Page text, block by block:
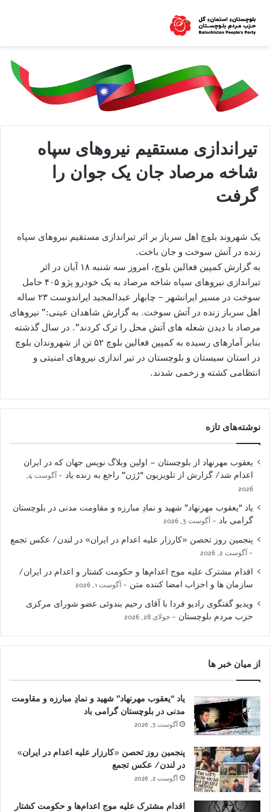
تیراندازی مستقیم نیروهای سپاه
شاخه مرصاد جان یک جوان را
گرفت
یک شهروند بلوچ اهل سرباز بر اثر تیراندازی مستقیم نیروهای سپاه
زنده در آتش سوخت و جان باخت.
به گزارش کمپین فعالین بلوچ، امروز سه شنبه ۱۸ آبان در اثر
تیراندازی نیروهای سپاه شاخه مرصاد به یک خودرو پژو ۴۰۵ حامل
سوخت در مسیر ایرانشهر – چابهار عبدالمجید ایراندوست ۲۳ ساله
اهل سرباز زنده در آتش سوخت. به گزارش شاهدان عینی:” نیروهای
مرصاد با دیدن شعله های آتش محل را ترک کردند”. در سال گذشته
بنابر آمارهای رسیده به کمپین فعالین بلوچ ۵۲ تن از شهروندان بلوچ
در استان سیستان و بلوچستان در تیر اندازی نیروهای امنیتی و
انتظامی کشته و زخمی شدند.
نوشته‌های تازه
یعقوب مهرنهاد از بلوچستان – اولین وبلاگ نویس جهان که در ایران
اعدام شد/ گزارش از تلویزیون “رُژن” راجع به زنده یاد
آگوست 4,
2026
یاد “یعقوب مهرنهاد” شهید و نمادِ مبارزه و مقاومت مدنی در بلوچستان
گرامی باد
آگوست 3, 2026
پنجمین روز تحصن «کارزار علیه اعدام در ایران» در لندن/ عکس تجمع
آگوست 2, 2026
اقدام مشترک علیه موج اعدام‌ها و حکومت کشتار و اعدام در ایران/
سازمان ها و احزاب امضا کننده متن
آگوست 1, 2026
ویدیو گفتگوی رادیو فردا با آقای رحیم بندوئی عضو شورای مرکزی
حزب مردم بلوچستان
جولای 28, 2026
از میان خبر ها
یاد “یعقوب مهرنهاد” شهید و نمادِ مبارزه و مقاومت
مدنی در بلوچستان گرامی باد
آگوست 3, 2026
پنجمین روز تحصن «کارزار علیه اعدام در ایران»
در لندن/ عکس تجمع
آگوست 2, 2026
اقدام مشترک علیه موج اعدام‌ها و حکومت کشتار